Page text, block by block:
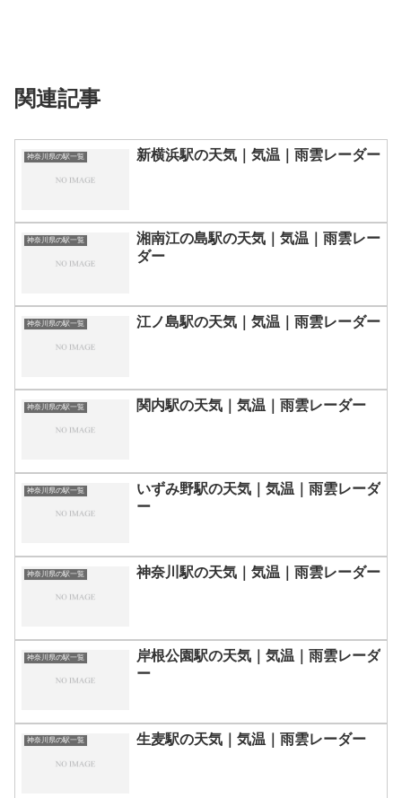
関連記事
神奈川県の駅一覧 新横浜駅の天気｜気温｜雨雲レーダー
神奈川県の駅一覧
湘南江の島駅の天気｜気温｜雨雲レー
ダー
神奈川県の駅一覧 江ノ島駅の天気｜気温｜雨雲レーダー
神奈川県の駅一覧 関内駅の天気｜気温｜雨雲レーダー
神奈川県の駅一覧
いずみ野駅の天気｜気温｜雨雲レーダ
ー
神奈川県の駅一覧 神奈川駅の天気｜気温｜雨雲レーダー
神奈川県の駅一覧
岸根公園駅の天気｜気温｜雨雲レーダ
ー
神奈川県の駅一覧 生麦駅の天気｜気温｜雨雲レーダー